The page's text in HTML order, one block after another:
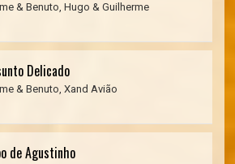
& Benuto, Hugo & Guilherme
Delicado
& Benuto, Xand Avião
de Agustinho